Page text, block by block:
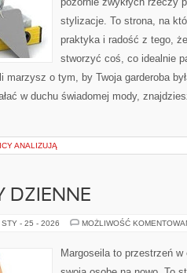
stylizacje. To strona, na
praktyka i radość z tego,
stworzyć coś, co idealnie
marzysz o tym, by Twoja garderoba
w duchu świadomej mody,
ANALIZUJĄ
DZIENNE
STY - 25 - 2026 MOŻLIWOŚĆ
Margoseila to przestrzeń